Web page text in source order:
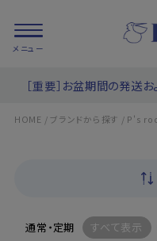
PRODUCTS/ 商品
［重要］お盆期間の発送
HOME / ブランドから探す / P's
通常・定期 すべて表示